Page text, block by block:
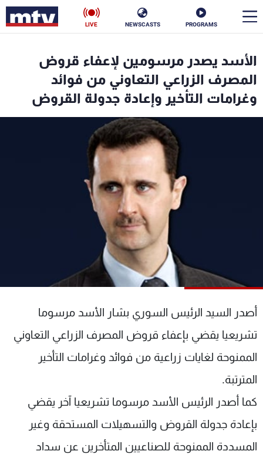
PROGRAMS
NEWSCASTS
LIVE
الأسد يصدر مرسومين لإعفاء قروض
المصرف الزراعي التعاوني من فوائد
وغرامات التأخير وإعادة جدولة القروض
أصدر السيد الرئيس السوري بشار الأسد مرسوما
تشريعيا يقضي بإعفاء قروض المصرف الزراعي التعاوني
الممنوحة لغايات زراعية من فوائد وغرامات التأخير
المترتبة.
كما أصدر الرئيس الأسد مرسوما تشريعيا آخر يقضي
بإعادة جدولة القروض والتسهيلات المستحقة وغير
المسددة الممنوحة للصناعيين المتأخرين عن سداد
الأخبار
سياسة ناس
فن
رياضة
شاهد البرامج
الترددات
عن MTV
الإنـتـاج
لاعلاناتكم
وظائف
تواصل معنا
شروط الإسـتخدام